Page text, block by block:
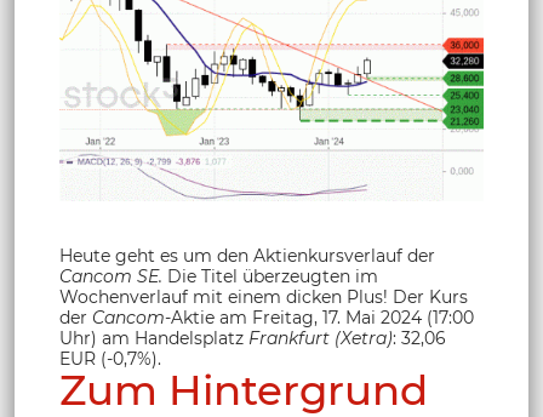
Heute geht es um den Aktienkursverlauf der
Cancom SE. Die Titel überzeugten im
Wochenverlauf mit einem dicken Plus! Der Kurs
der Cancom-Aktie am Freitag, 17. Mai 2024 (17:00
Uhr) am Handelsplatz Frankfurt (Xetra): 32,06
EUR (-0,7%).
Zum Hintergrund